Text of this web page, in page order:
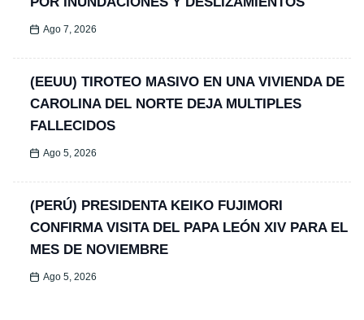
Ago 7, 2026
(EEUU) TIROTEO MASIVO EN UNA VIVIENDA DE
CAROLINA DEL NORTE DEJA MULTIPLES
FALLECIDOS
Ago 5, 2026
(PERÚ) PRESIDENTA KEIKO FUJIMORI
CONFIRMA VISITA DEL PAPA LEÓN XIV PARA EL
MES DE NOVIEMBRE
Ago 5, 2026